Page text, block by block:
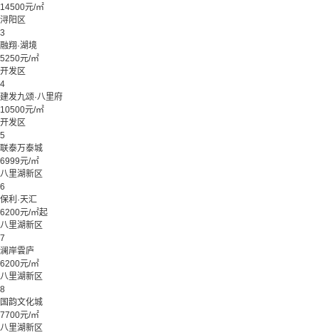
14500元/㎡
浔阳区
3
融翔·湖境
5250元/㎡
开发区
4
建发九颂·八里府
10500元/㎡
开发区
5
联泰万泰城
6999元/㎡
八里湖新区
6
保利·天汇
6200元/㎡起
八里湖新区
7
澜岸雲庐
6200元/㎡
八里湖新区
8
国韵文化城
7700元/㎡
八里湖新区